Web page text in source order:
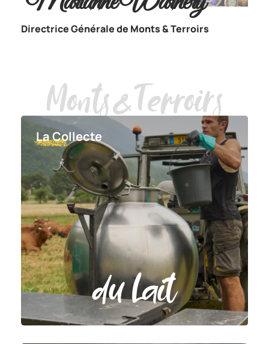
Directrice Générale de Monts & Terroirs
Monts&Terroirs
La Collecte
du Lait